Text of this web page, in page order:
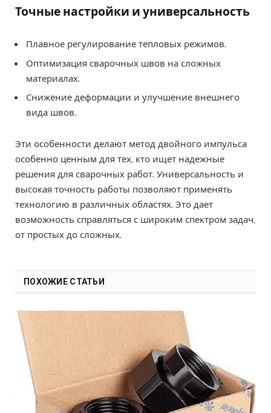
Точные настройки и универсальность
Плавное регулирование тепловых режимов.
Оптимизация сварочных швов на сложных
материалах.
Снижение деформации и улучшение внешнего
вида швов.
Эти особенности делают метод двойного импульса
особенно ценным для тех, кто ищет надежные
решения для сварочных работ. Универсальность и
высокая точность работы позволяют применять
технологию в различных областях. Это дает
возможность справляться с широким спектром задач,
от простых до сложных.
ПОХОЖИЕ СТАТЬИ